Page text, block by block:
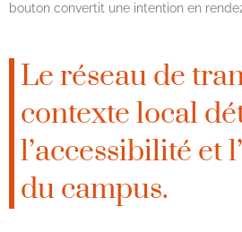
bouton convertit une intention en
Le réseau de
contexte local
l’accessibilité et
du campus.